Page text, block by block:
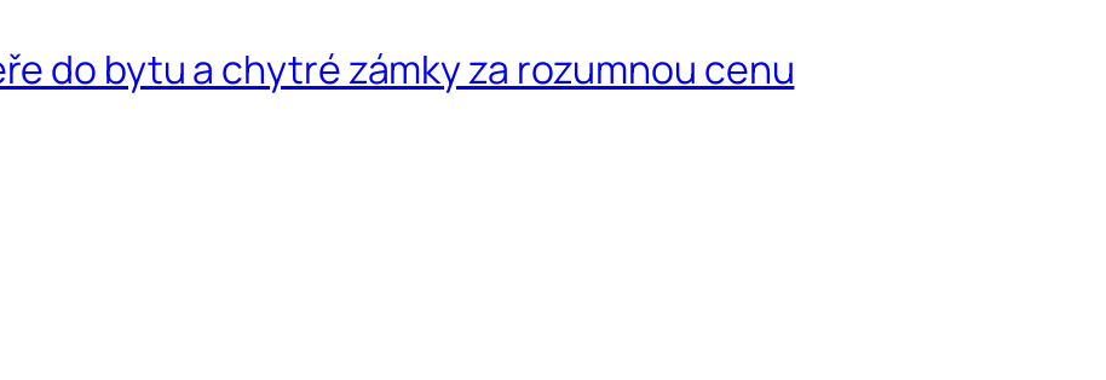
do bytu a chytré zámky za rozumnou cenu